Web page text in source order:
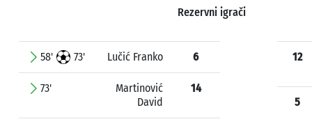
Rezervni igrači
58' 73' Lučić Franko 6
73'
Martinović
David
14
12
5